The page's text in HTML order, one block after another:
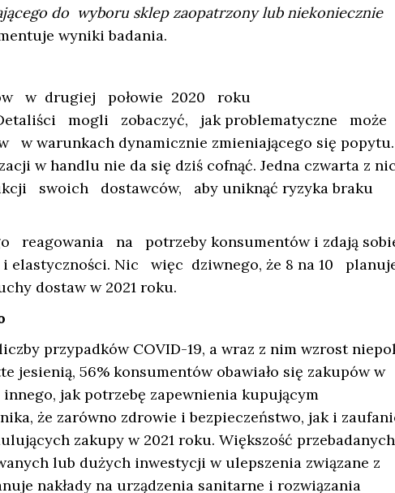
do wyboru sklep zaopatrzony lub niekoniecznie
wyniki badania.
w drugiej połowie 2020 roku
mogli zobaczyć, jak problematyczne może
warunkach dynamicznie zmieniającego się popytu.
w handlu nie da się dziś cofnąć. Jedna czwarta z
swoich dostawców, aby uniknąć ryzyka braku
reagowania na potrzeby konsumentów i zdają
i elastyczności. Nic więc dziwnego, że 8 na 10
dostaw w 2021 roku.
przypadków COVID-19, a wraz z nim wzrost
jesienią, 56% konsumentów obawiało się zakupów w
jak potrzebę zapewnienia kupującym
że zarówno zdrowie i bezpieczeństwo, jak i
zakupy w 2021 roku. Większość
lub dużych inwestycji w ulepszenia związane z
nakłady na urządzenia sanitarne i rozwiązania